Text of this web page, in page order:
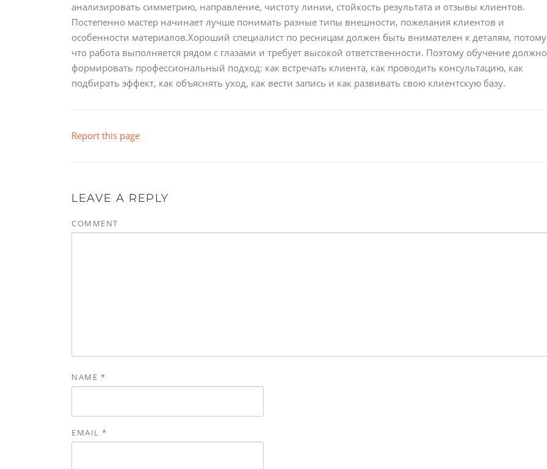
анализировать симметрию, направление, чистоту линии, стойкость результата и отзывы клиентов.
Постепенно мастер начинает лучше понимать разные типы внешности, пожелания клиентов и
особенности материалов.Хороший специалист по ресницам должен быть внимателен к деталям, потому
что работа выполняется рядом с глазами и требует высокой ответственности. Поэтому обучение должно
формировать профессиональный подход: как встречать клиента, как проводить консультацию, как
подбирать эффект, как объяснять уход, как вести запись и как развивать свою клиентскую базу.
Report this page
LEAVE A REPLY
COMMENT
NAME *
EMAIL *